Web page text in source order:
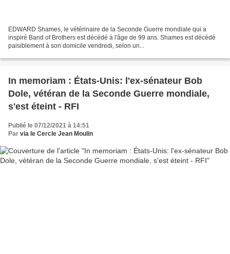
EDWARD Shames, le vétérinaire de la Seconde Guerre mondiale qui a
inspiré Band of Brothers est décédé à l'âge de 99 ans. Shames est décédé
paisiblement à son domicile vendredi, selon un...
In memoriam : États-Unis: l'ex-sénateur Bob
Dole, vétéran de la Seconde Guerre mondiale,
s'est éteint - RFI
Publié le 07/12/2021 à 14:51
Par via le Cercle Jean Moulin